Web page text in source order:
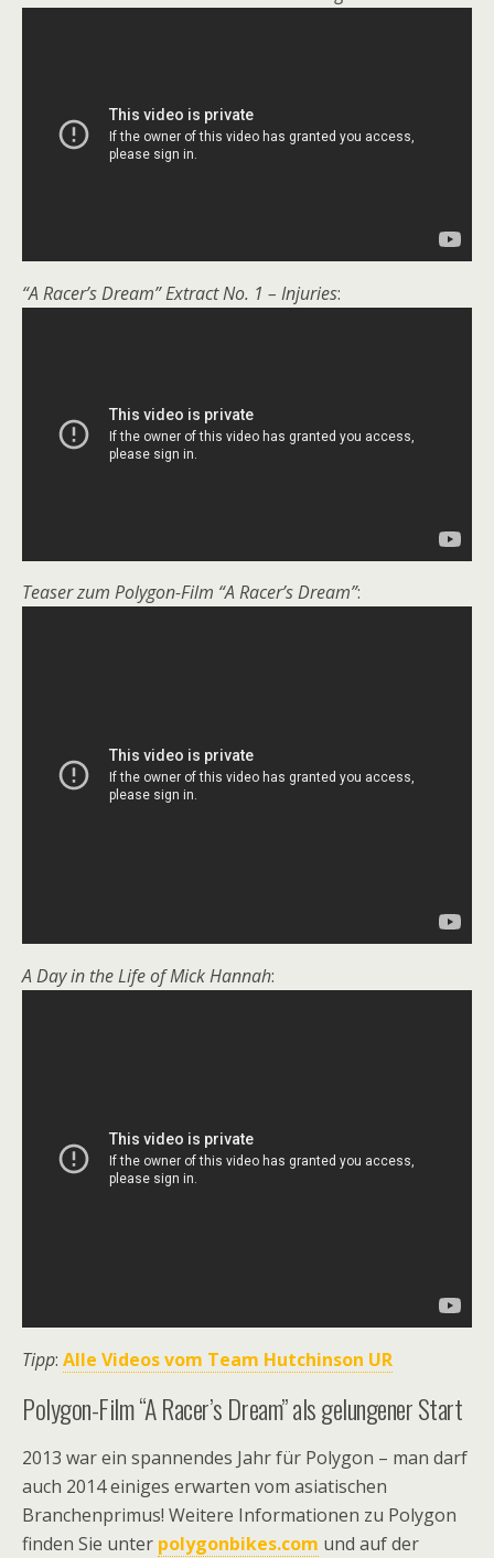
“A Racer’s Dream” Extract No. 1 – Injuries:
Teaser zum Polygon-Film “A Racer’s Dream”:
A Day in the Life of Mick Hannah:
Tipp: Alle Videos vom Team Hutchinson UR
Polygon-Film “A Racer’s Dream” als gelungener Start
2013 war ein spannendes Jahr für Polygon – man darf
auch 2014 einiges erwarten vom asiatischen
Branchenprimus! Weitere Informationen zu Polygon
finden Sie unter polygonbikes.com und auf der